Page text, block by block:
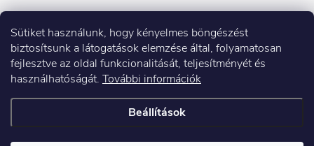
Sütiket használunk, hogy kényelmes böngészést
biztosítsunk a látogatások elemzése által, folyamatosan
fejlesztve az oldal funkcionalitását, teljesítményét és
használhatóságát. További információk
Beállítások
Copyright 2026Elektroshock.hu. Minden jog fenntartva.